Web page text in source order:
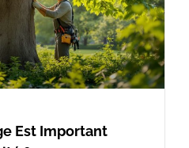
Est Important